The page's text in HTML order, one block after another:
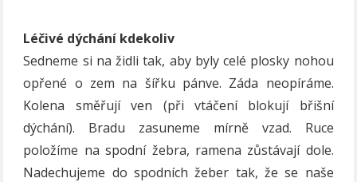
Léčivé dýchání kdekoliv
Sedneme si na židli tak, aby byly celé plosky nohou
opřené o zem na šířku pánve. Záda neopíráme.
Kolena směřují ven (při vtáčení blokují břišní
dýchání). Bradu zasuneme mírně vzad. Ruce
položíme na spodní žebra, ramena zůstávají dole.
Nadechujeme do spodních žeber tak, že se naše